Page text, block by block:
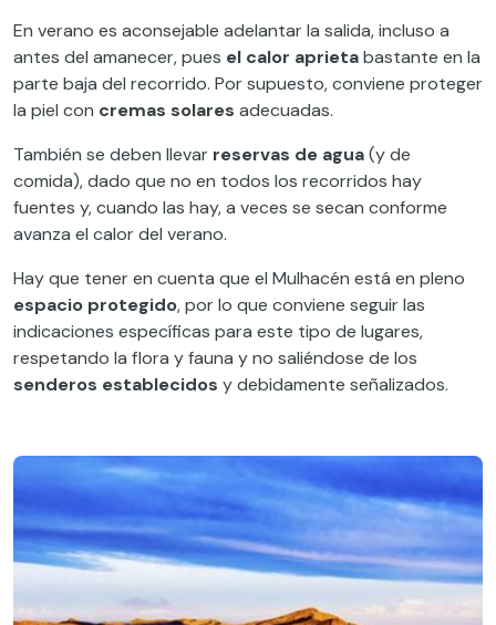
En verano es aconsejable adelantar la salida, incluso a
antes del amanecer, pues el calor aprietabastante en la
parte baja del recorrido. Por supuesto, conviene proteger
la piel con cremas solares adecuadas.
También se deben llevar reservas de agua(y de
comida), dado que no en todos los recorridos hay
fuentes y, cuando las hay, a veces se secan conforme
avanza el calor del verano.
Hay que tener en cuenta que el Mulhacén está en pleno
espacio protegido, por lo que conviene seguir las
indicaciones específicas para este tipo de lugares,
respetando la flora y fauna y no saliéndose de los
senderos establecidos y debidamente señalizados.